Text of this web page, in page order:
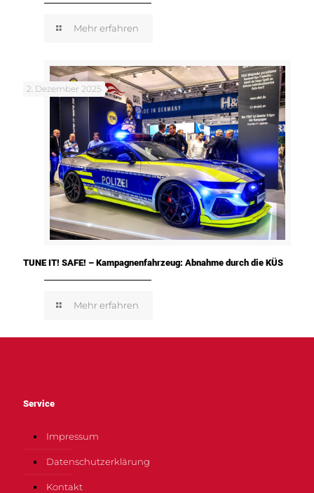
Mehr erfahren
2. Dezember 2025
TUNE IT! SAFE! – Kampagnenfahrzeug: Abnahme durch die KÜS
Mehr erfahren
Service
Impressum
Datenschutzerklärung
Kontakt